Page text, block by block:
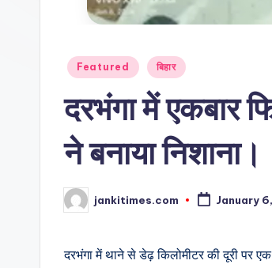
Posted
Featured बिहार
दरभंगा में एकबार
ने बनाया निशाना।
Posted
by
jankitimes.com January
दरभंगा में थाने से डेढ़ किलोमीटर की दूरी पर